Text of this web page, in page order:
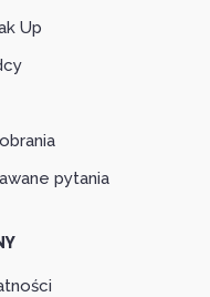
Up
pytania